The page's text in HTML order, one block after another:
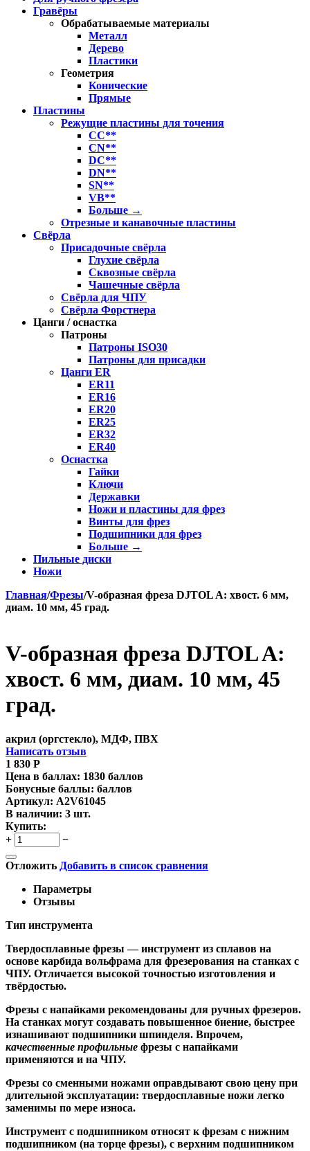
Гравёры
Обрабатываемые материалы
Металл
Дерево
Пластики
Геометрия
Конические
Прямые
Пластины
Режущие пластины для точения
CC**
CN**
DC**
DN**
SN**
VB**
Больше →
Отрезные и канавочные пластины
Свёрла
Присадочные свёрла
Глухие свёрла
Сквозные свёрла
Чашечные свёрла
Свёрла для ЧПУ
Свёрла Форстнера
Цанги / оснастка
Патроны
Патроны ISO30
Патроны для присадки
Цанги ER
ER11
ER16
ER20
ER25
ER32
ER40
Оснастка
Гайки
Ключи
Державки
Ножи и пластины для фрез
Винты для фрез
Подшипники для фрез
Больше →
Пильные диски
Ножи
Главная/Фрезы/V-образная фреза DJTOL A: хвост. 6 мм,
диам. 10 мм, 45 град.
V-образная фреза DJTOL A:
хвост. 6 мм, диам. 10 мм, 45
град.
акрил (оргстекло), МДФ, ПВХ
Написать отзыв
1 830 Р
Цена в баллах: 1830 баллов
Бонусные баллы: баллов
Артикул: A2V61045
В наличии: 3 шт.
Купить:
+
−
Отложить Добавить в список сравнения
Параметры
Отзывы
Тип инструмента
Твердосплавные фрезы — инструмент из сплавов на
основе карбида вольфрама для фрезерования на станках с
ЧПУ. Отличается высокой точностью изготовления и
твёрдостью.
Фрезы с напайками рекомендованы для ручных фрезеров.
На станках могут создавать повышенное биение, быстрее
изнашивают подшипники шпинделя. Впрочем,
качественные профильные фрезы с напайками
применяются и на ЧПУ.
Фрезы со сменными ножами оправдывают свою цену при
длительной эксплуатации: твердосплавные ножи легко
заменимы по мере износа.
Инструмент с подшипником относят к фрезам с нижним
подшипником (на торце фрезы), с верхним подшипником